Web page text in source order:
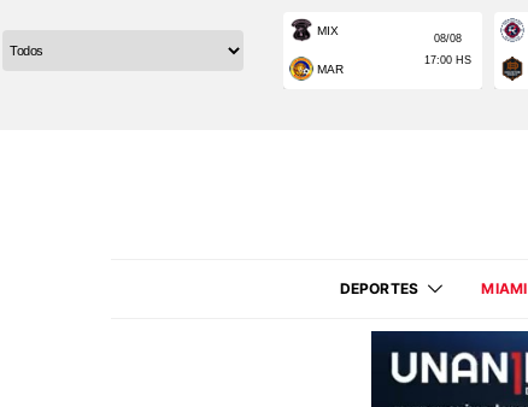
DEPORTES MIAMI